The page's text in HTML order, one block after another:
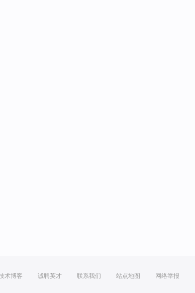
术博客 诚聘英才 联系我们 站点地图 网络举报